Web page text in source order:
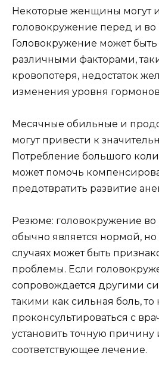
Некоторые женщины могут
головокружение перед и
Головокружение может
различными факторами,
кровопотеря, недостаток
изменения уровня
Месячные обильные и
могут привести к
Потребление большого
может помочь
предотвратить развитие
Резюме: головокружение
обычно является нормой, но
случаях может быть
проблемы. Если
сопровождается другими
такими как сильная боль,
проконсультироваться с
установить точную причину
соответствующее лечение.